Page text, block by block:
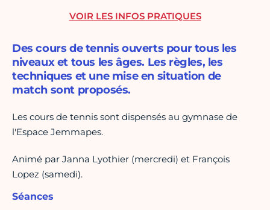
Des cours de tennis ouverts pour tous les
niveaux et tous les âges. Les règles, les
techniques et une mise en situation de
match sont proposés.
Les cours de tennis sont dispensés au gymnase de
l'Espace Jemmapes.
Animé par Janna Lyothier (mercredi) et François
Lopez (samedi).
Séances
VOIR LES INFOS PRATIQUES